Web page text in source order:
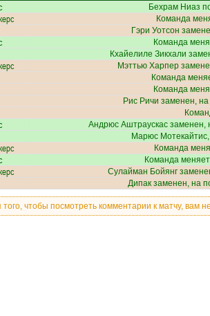
Бехрам Ниаз
Команда
Гэри Уотсон
Команда
Кхайелиле Зикхали
Мэттью Харпер
Команда
Команда
Рис Ричи заменен,
Андрюс Аштраускасзаменен,
Марюс Мотекайтис
Команда
Команда
Сулайман Бойянг
Дипак заменен, на
того, чтобы посмотреть комментарии к матчу, вам